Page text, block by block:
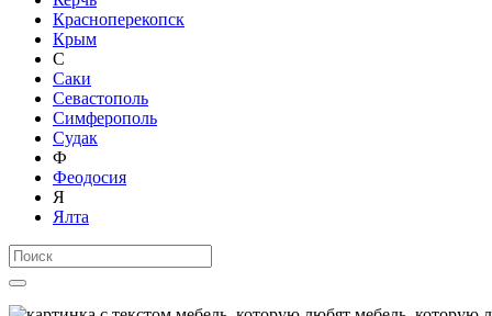
Красноперекопск
Крым
С
Саки
Севастополь
Симферополь
Судак
Ф
Феодосия
Я
Ялта